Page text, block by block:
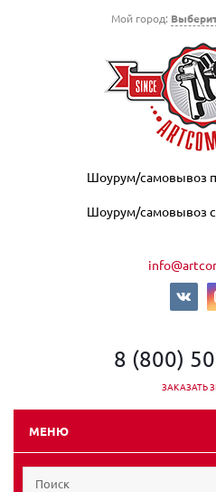
Мой город:
Шоурум/самовывоз
Шоурум/самовывоз
8 (800)
ЗАКАЗАТЬ
МЕНЮ